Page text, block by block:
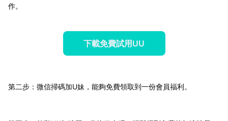
作。
下載免費試用UU
第二步：微信掃碼加U妹，能夠免費領取到一份會員福利。